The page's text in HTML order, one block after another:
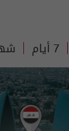
7 أيام